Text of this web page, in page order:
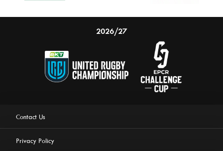
2026/27
Contact Us
Privacy Policy